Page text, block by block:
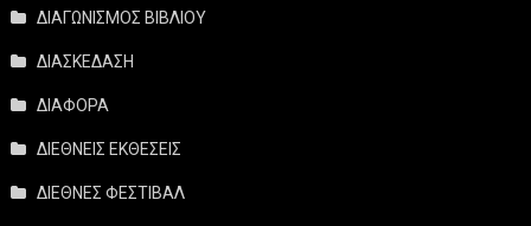
ΔΙΑΓΩΝΙΣΜΟΣ ΒΙΒΛΙΟΥ
ΔΙΑΣΚΕΔΑΣΗ
ΔΙΑΦΟΡΑ
ΔΙΕΘΝΕΙΣ ΕΚΘΕΣΕΙΣ
ΔΙΕΘΝΕΣ ΦΕΣΤΙΒΑΛ